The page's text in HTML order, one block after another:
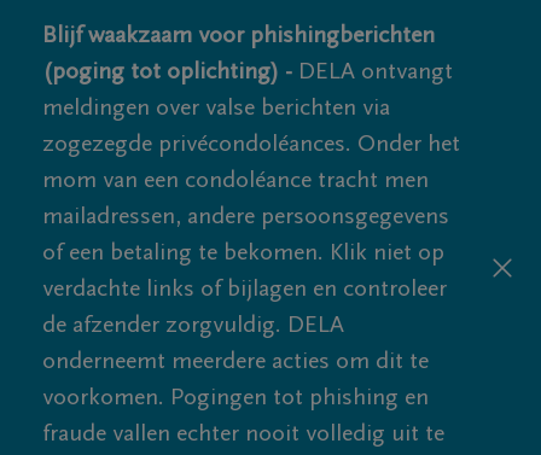
Blijf waakzaam voor phishingberichten
(poging tot oplichting) - DELA ontvangt
meldingen over valse berichten via
zogezegde privécondoléances. Onder het
mom van een condoléance tracht men
mailadressen, andere persoonsgegevens
of een betaling te bekomen. Klik niet op
verdachte links of bijlagen en controleer
de afzender zorgvuldig. DELA
onderneemt meerdere acties om dit te
voorkomen. Pogingen tot phishing en
fraude vallen echter nooit volledig uit te